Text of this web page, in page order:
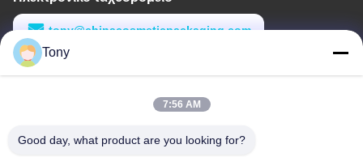
tony@chinacosmeticpackaging.com
Εργασιακό χρόνο
Tony
7:56 AM
Good day, what product are you looking for?